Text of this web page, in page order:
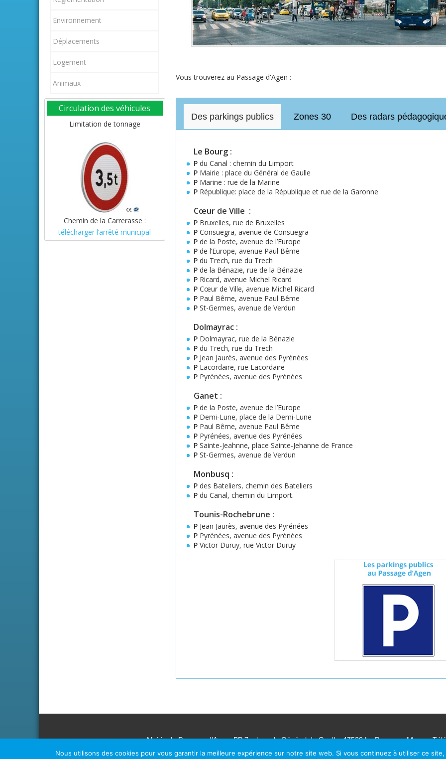
Environnement
Déplacements
Logement
Animaux
Circulation des véhicules
Limitation de tonnage
Chemin de la Carrerasse :
télécharger l’arrêté municipal
Vous trouverez au Passage d'Agen :
Des parkings publics Zones 30 Des radars
Le Bourg :
Pdu Canal : chemin du Limport
PMairie : place du Général de Gaulle
PMarine : rue de la Marine
PRépublique: place de la République et rue de la Garonne
Cœur de Ville :
PBruxelles, rue de Bruxelles
PConsuegra, avenue de Consuegra
Pde la Poste, avenue de l’Europe
Pde l’Europe, avenue Paul Bême
Pdu Trech, rue du Trech
Pde la Bénazie, rue de la Bénazie
P Ricard, avenue Michel Ricard
PCœur de Ville, avenue Michel Ricard
PPaul Bême, avenue Paul Bême
P St-Germes, avenue de Verdun
Dolmayrac :
PDolmayrac, rue de la Bénazie
Pdu Trech, rue du Trech
PJean Jaurès, avenue des Pyrénées
PLacordaire, rue Lacordaire
PPyrénées, avenue des Pyrénées
Ganet :
Pde la Poste, avenue de l’Europe
PDemi-Lune, place de la Demi-Lune
PPaul Bême, avenue Paul Bême
PPyrénées, avenue des Pyrénées
PSainte-Jeahnne, place Sainte-Jehanne de France
PSt-Germes, avenue de Verdun
Monbusq :
Pdes Bateliers, chemin des Bateliers
Pdu Canal, chemin du Limport.
Tounis-Rochebrune :
PJean Jaurès, avenue des Pyrénées
PPyrénées, avenue des Pyrénées
PVictor Duruy, rue Victor Duruy
Mairie du Passage d'Agen, BP 7, place du Général de Gaulle, 47520 Le Passage d'Agen -
Nous utilisons des cookies pour vous garantir la meilleure expérience sur notre site web. Si vous continuez à utiliser ce